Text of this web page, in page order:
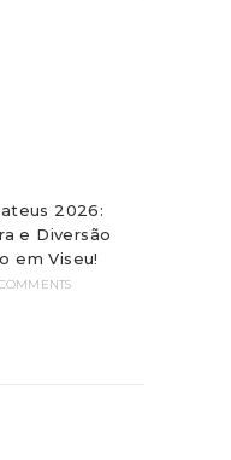
2026:
e Diversão
em Viseu!